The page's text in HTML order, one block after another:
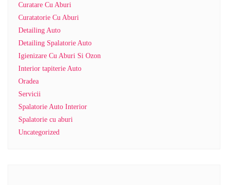
Curatare Cu Aburi
Curatatorie Cu Aburi
Detailing Auto
Detailing Spalatorie Auto
Igienizare Cu Aburi Si Ozon
Interior tapiterie Auto
Oradea
Servicii
Spalatorie Auto Interior
Spalatorie cu aburi
Uncategorized